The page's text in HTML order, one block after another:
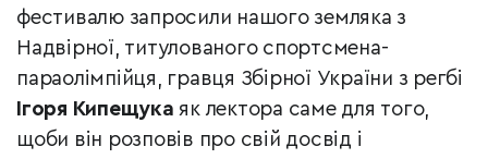
фестивалю запросили нашого земляка з
Надвірної, титулованого спортсмена-
параолімпійця, гравця Збірної України з регбі
Ігоря Кипещука як лектора саме для того,
щоби він розповів про свій досвід і